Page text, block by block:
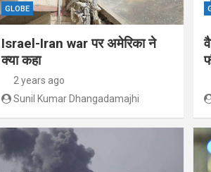
GLOBE
Israel-Iran war पर अमेरिका ने
क्या कहा
2 years ago
Sunil Kumar Dhangadamajhi